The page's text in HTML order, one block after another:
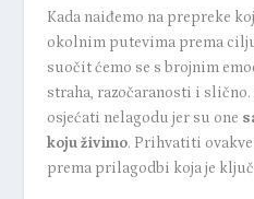
Kada naiđemo na prepreke
okolnim putevima prema
suočit ćemo se s brojnim
straha, razočaranosti i
osjećati nelagodu jer su one
koju živimo. Prihvatiti
prema prilagodbi koja je